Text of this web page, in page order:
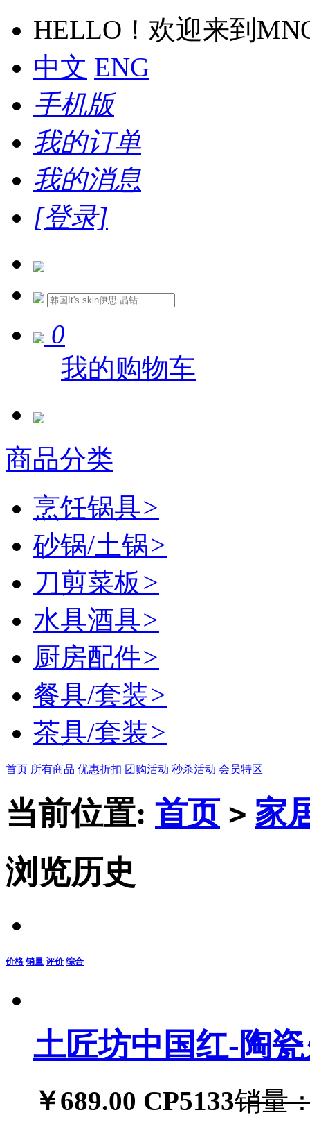
HELLO！欢迎来到
中文 ENG
手机版
我的订单
我的消息
[登录]
0
我的购物车
商品分类
烹饪锅具>
砂锅/土锅>
刀剪菜板 >
水具酒具>
厨房配件>
餐具/套装>
茶具/套装>
首页 所有商品 优惠折扣 团购活动 秒杀活动 会员特区
当前位置: 首页 > 家
浏览历史
价格 销量 评价 综合
土匠坊中国红-陶
￥689.00 CP5133销量